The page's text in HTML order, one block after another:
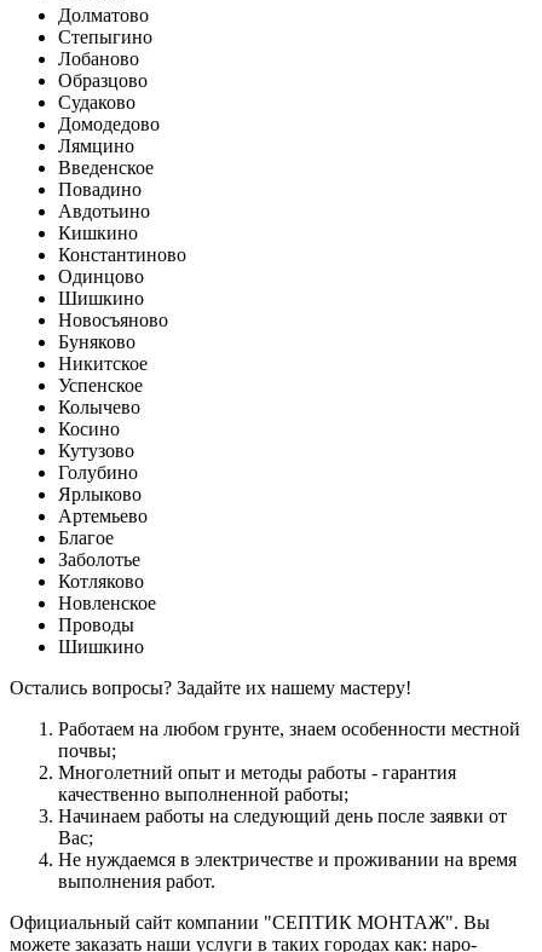
Долматово
Степыгино
Лобаново
Образцово
Судаково
Домодедово
Лямцино
Введенское
Повадино
Авдотьино
Кишкино
Константиново
Одинцово
Шишкино
Новосъяново
Буняково
Никитское
Успенское
Колычево
Косино
Кутузово
Голубино
Ярлыково
Артемьево
Благое
Заболотье
Котляково
Новленское
Проводы
Шишкино
Остались вопросы? Задайте их нашему мастеру!
Работаем на любом грунте, знаем особенности местной
почвы;
Многолетний опыт и методы работы - гарантия
качественно выполненной работы;
Начинаем работы на следующий день после заявки от
Вас;
Не нуждаемся в электричестве и проживании на время
выполнения работ.
Официальный сайт компании "СЕПТИК МОНТАЖ". Вы
можете заказать наши услуги в таких городах как: наро-